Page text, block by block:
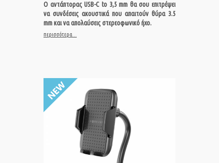
Ο αντάπτορας USB-C to 3,5 mm θα σου επιτρέψει
να συνδέσεις ακουστικά που απαιτούν θύρα 3.5
mm και να απολαύσεις στερεοφωνικό ήχο.
περισσότερα...